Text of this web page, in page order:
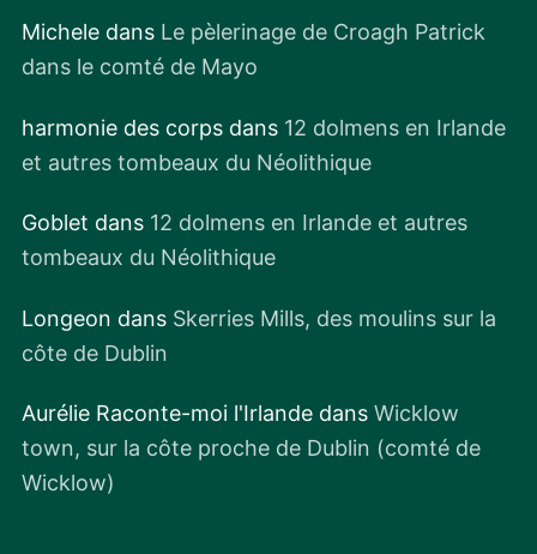
Michele dans Le pèlerinage de Croagh Patrick
dans le comté de Mayo
harmonie des corps dans 12 dolmens en Irlande
et autres tombeaux du Néolithique
Goblet dans 12 dolmens en Irlande et autres
tombeaux du Néolithique
Longeon dans Skerries Mills, des moulins sur la
côte de Dublin
Aurélie Raconte-moi l'Irlande dans Wicklow
town, sur la côte proche de Dublin (comté de
Wicklow)